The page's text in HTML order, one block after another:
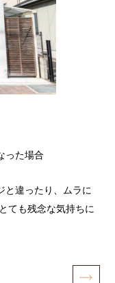
った場合
と違ったり、ムラに
ても残念な気持ちに